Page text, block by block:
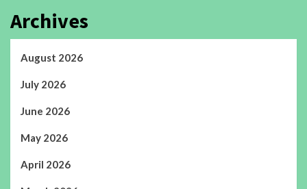
Archives
August 2026
July 2026
June 2026
May 2026
April 2026